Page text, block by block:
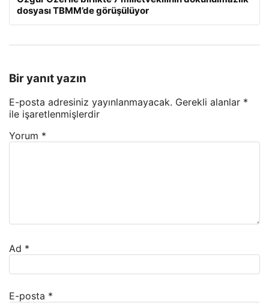
dosyası TBMM’de görüşülüyor
Bir yanıt yazın
E-posta adresiniz yayınlanmayacak. Gerekli alanlar *
ile işaretlenmişlerdir
Yorum *
Ad *
E-posta *